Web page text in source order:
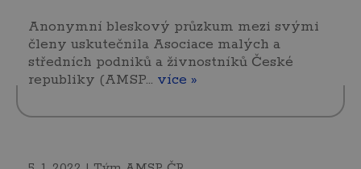
Anonymní bleskový průzkum mezi svými
členy uskutečnila Asociace malých a
středních podniků a živnostníků České
republiky (AMSP… více »